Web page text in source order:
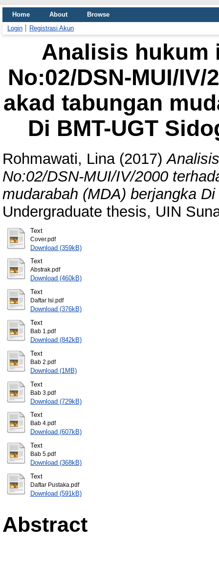
Home About
Browse
Login
Registrasi Akun
Analisis hukum
No:02/DSN-MUI/
akad tabungan
Di BMT-UGT
Rohmawati, Lina(2017)
No:02/DSN-MUI/IV/2000
mudarabah (MDA) berjangka
Undergraduate thesis, UIN
Text
Cover.pdf
Download (359kB)
Text
Abstrak.pdf
Download (460kB)
Text
Daftar Isi.pdf
Download (376kB)
Text
Bab 1.pdf
Download (842kB)
Text
Bab 2.pdf
Download (1MB)
Text
Bab 3.pdf
Download (729kB)
Text
Bab 4.pdf
Download (607kB)
Text
Bab 5.pdf
Download (368kB)
Text
Daftar Pustaka.pdf
Download (591kB)
Abstract